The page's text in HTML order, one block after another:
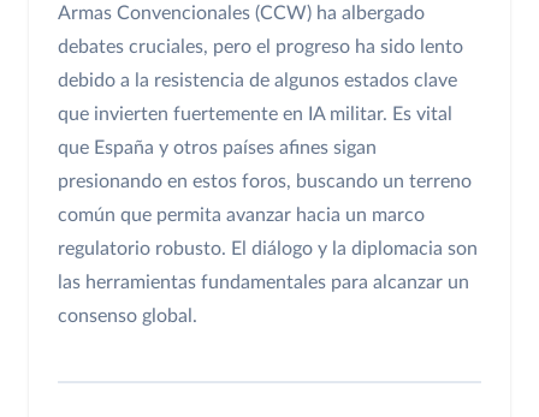
Armas Convencionales (CCW) ha albergado
debates cruciales, pero el progreso ha sido lento
debido a la resistencia de algunos estados clave
que invierten fuertemente en IA militar. Es vital
que España y otros países afines sigan
presionando en estos foros, buscando un terreno
común que permita avanzar hacia un marco
regulatorio robusto. El diálogo y la diplomacia son
las herramientas fundamentales para alcanzar un
consenso global.